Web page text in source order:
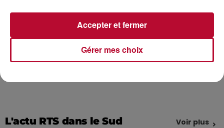
site
public.fr/particuliers/vosdroits/F34800
L'actu RTS dans le Sud Voir plus
Gérer mes choix
Accepter et fermer